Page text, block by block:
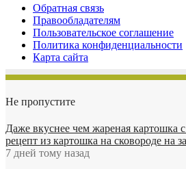
Обратная связь
Правообладателям
Пользовательское соглашение
Политика конфиденциальности
Карта сайта
Не пропустите
Даже вкуснее чем жареная
рецепт из картошка на сковороде на
7 дней тому назад